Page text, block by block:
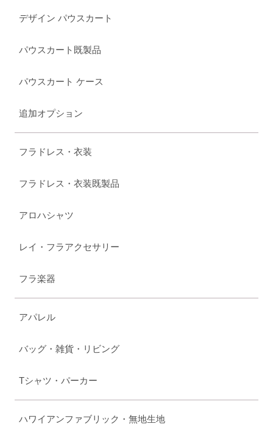
デザイン パウスカート
パウスカート既製品
パウスカート ケース
追加オプション
フラドレス・衣装
フラドレス・衣装既製品
アロハシャツ
レイ・フラアクセサリー
フラ楽器
アパレル
バッグ・雑貨・リビング
Tシャツ・パーカー
ハワイアンファブリック・無地生地